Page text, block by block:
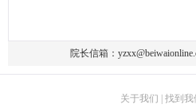
院长信箱：
关于我们 找到我